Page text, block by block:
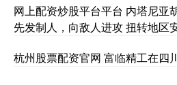
网上配资炒股平台平台 内塔尼亚
先发制人，向敌人进攻 扭转地区
杭州股票配资官网 富临精工在四